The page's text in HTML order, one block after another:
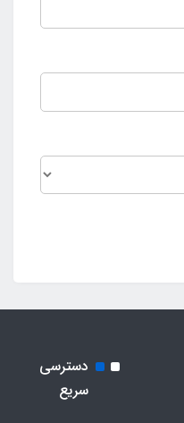
دسترسی
سریع